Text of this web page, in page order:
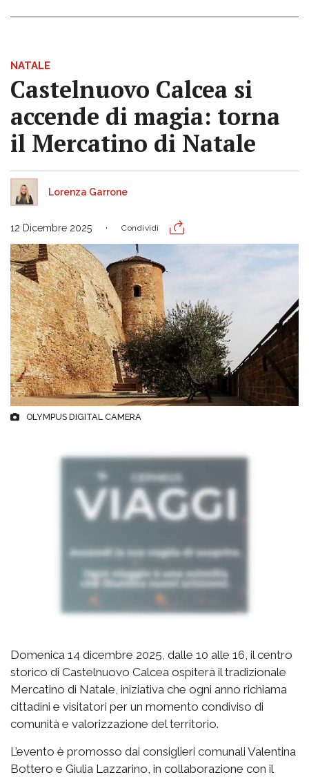
NATALE
Castelnuovo Calcea si
accende di magia: torna
il Mercatino di Natale
Lorenza Garrone
12 Dicembre 2025 Condividi
OLYMPUS DIGITAL CAMERA
Domenica 14 dicembre 2025, dalle 10 alle 16, il centro
storico di Castelnuovo Calcea ospiterà il tradizionale
Mercatino di Natale, iniziativa che ogni anno richiama
cittadini e visitatori per un momento condiviso di
comunità e valorizzazione del territorio.
L’evento è promosso dai consiglieri comunali Valentina
Bottero e Giulia Lazzarino, in collaborazione con il